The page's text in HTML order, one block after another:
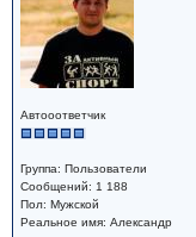
Автооответчик
Группа: Пользователи
Сообщений: 1 188
Пол: Мужской
Реальное имя: Александр